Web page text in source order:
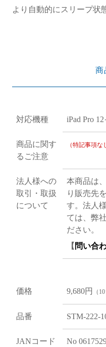
より自動的にスリープ状
商
対応機種 iPad Pro
商品に関す
るご注意
（特記事項な
法人様への
取引・取扱
について
本商品は
り販売先
す。法人
ては、弊
ださい。
【 問い合
価格 9,680円 （
品番 STM-222-
JANコード No